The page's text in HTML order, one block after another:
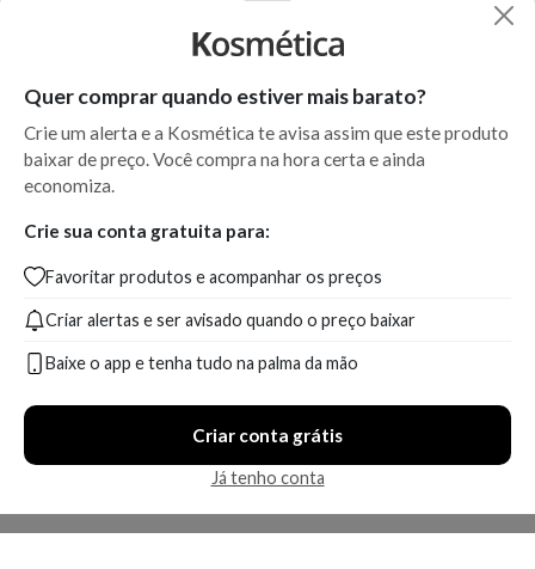
Quer comprar quando estiver mais barato?
Crie um alerta e a Kosmética te avisa assim que este produto
baixar de preço. Você compra na hora certa e ainda
economiza.
Crie sua conta gratuita para:
Favoritar produtos e acompanhar os preços
Criar alertas e ser avisado quando o preço baixar
Baixe o app e tenha tudo na palma da mão
Criar conta grátis
Já tenho conta